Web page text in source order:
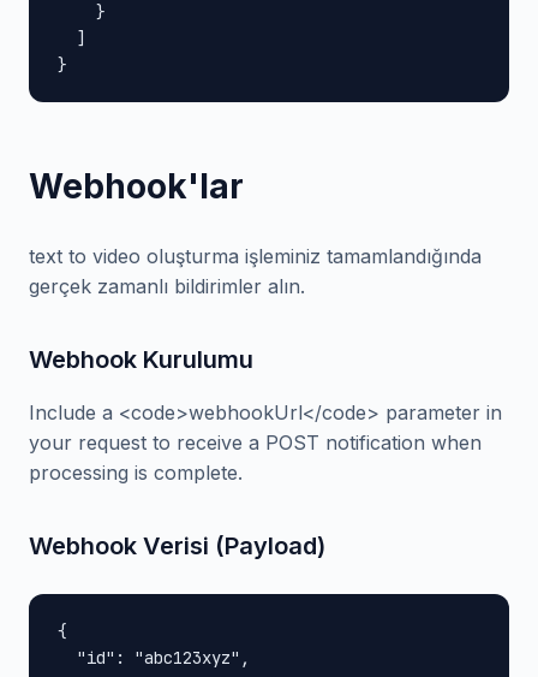
    }
  ]
}
Webhook'lar
text to video oluşturma işleminiz tamamlandığında
gerçek zamanlı bildirimler alın.
Webhook Kurulumu
Include a <code>webhookUrl</code> parameter in
your request to receive a POST notification when
processing is complete.
Webhook Verisi (Payload)
{
  "id": "abc123xyz",